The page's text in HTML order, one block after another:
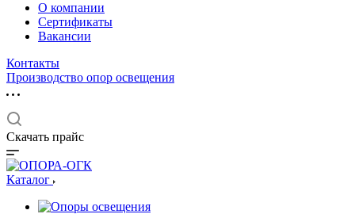
О компании
Сертификаты
Вакансии
Контакты
Производство опор освещения
Скачать прайс
Каталог